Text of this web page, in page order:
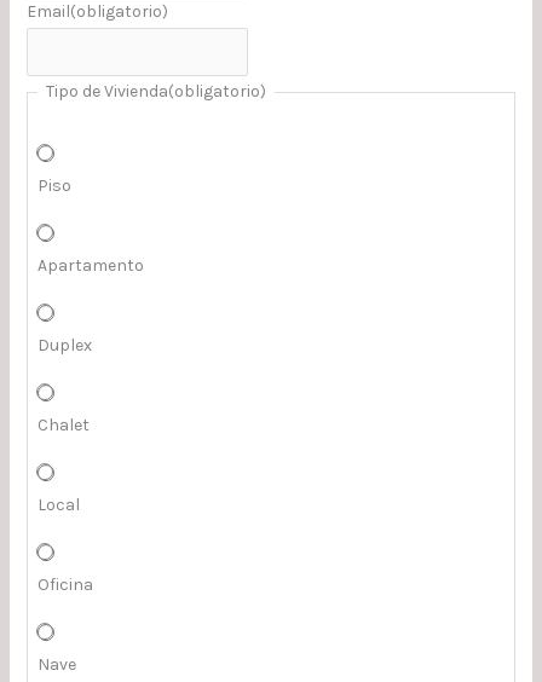
Email(obligatorio)
Tipo de Vivienda(obligatorio)
Piso
Apartamento
Duplex
Chalet
Local
Oficina
Nave